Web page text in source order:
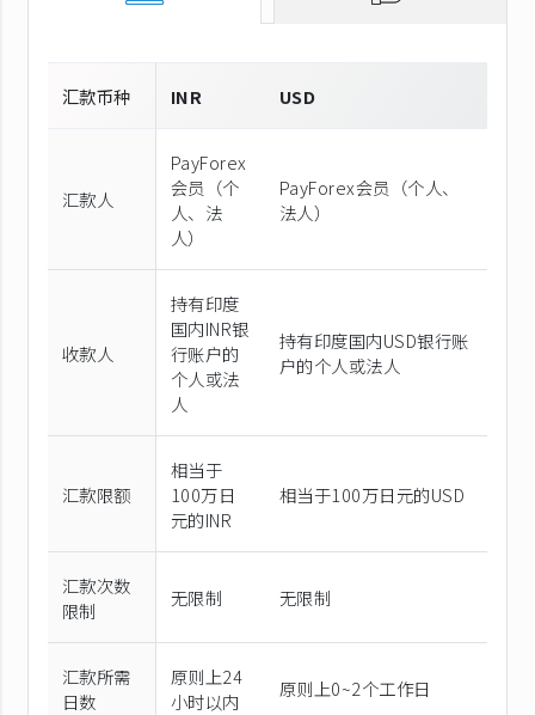
汇款币种 INR USD
汇款人
PayForex
会员（个
人、法
人）
PayForex会员（个人、
法人）
收款人
持有印度
国内INR银
行账户的
个人或法
人
持有印度国内USD银行账
户的个人或法人
汇款限额
相当于
100万日
元的INR
相当于100万日元的USD
汇款次数
限制
无限制 无限制
汇款所需
日数
原则上24
小时以内
原则上0~2个工作日